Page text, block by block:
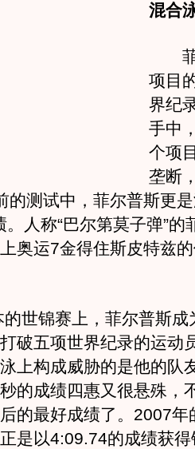
混合
菲
项目
界纪
手中
个项
垄断
的测试中，菲尔普斯更
人称“巴尔第莫子弹”的
奥运7金得住斯皮特兹
锦赛上，菲尔普斯成
破五项世界纪录的运动
上构成威胁的是他的队
的成绩四惠又很悬殊，
的最好成绩了。2007年
是以4:09.74的成绩获